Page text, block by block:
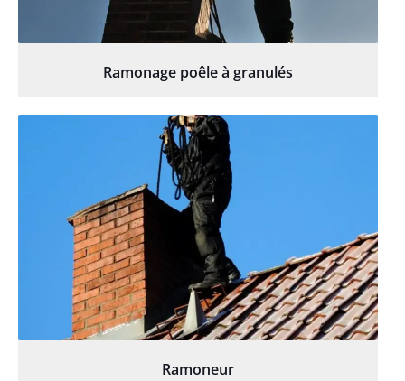
Ramonage poêle à granulés
Ramoneur